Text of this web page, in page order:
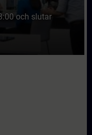
och slutar